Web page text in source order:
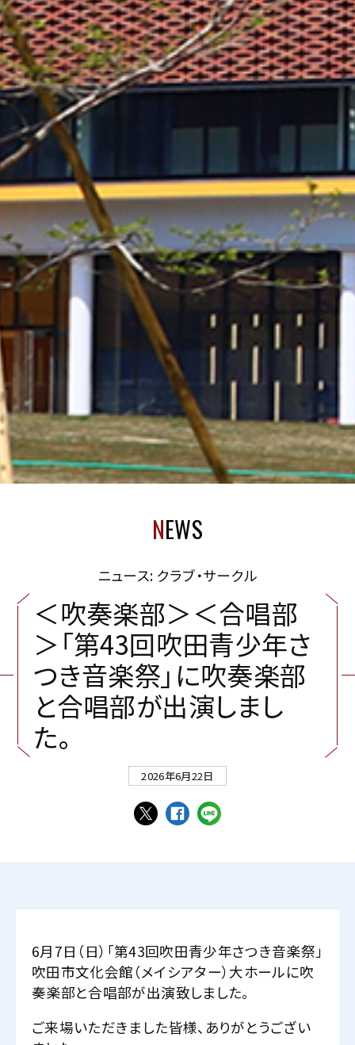
NEWS
ニュース: クラブ・サークル
＜吹奏楽部＞＜合唱部
＞「第43回吹田青少年さ
つき音楽祭」 に吹奏楽部
と合唱部が出演しまし
た。
2026年6月22日
6月7日（日）「第43回吹田青少年さつき音楽祭」
吹田市文化会館（メイシアター）大ホールに吹
奏楽部と合唱部が出演致しました。
ご来場いただきました皆様、ありがとうござい